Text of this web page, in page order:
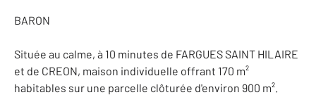
BARON
Située au calme, à 10 minutes de FARGUES SAINT HILAIRE
et de CREON, maison individuelle offrant 170 m²
habitables sur une parcelle clôturée d'environ 900 m².